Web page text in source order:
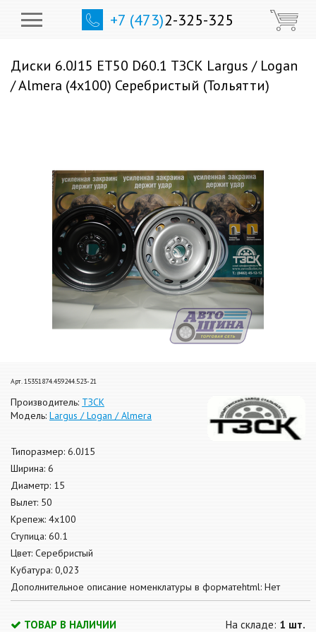
+7 (473)2-325-325
Диски 6.0J15 ET50 D60.1 ТЗСК Largus / Logan
/ Almera (4x100) Серебристый (Тольятти)
Арт. 15351874.459244.523-21
Производитель: ТЗСК
Модель: Largus / Logan / Almera
Типоразмер: 6.0J15
Ширина: 6
Диаметр: 15
Вылет: 50
Крепеж: 4x100
Ступица: 60.1
Цвет: Серебристый
Кубатура: 0,023
Дополнительное описание номенклатуры в форматеhtml: Нет
ТОВАР В НАЛИЧИИ На складе: 1 шт.